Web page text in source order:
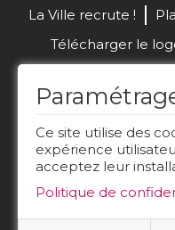
Ce site utilise des
expérience
acceptez leur
Politique de
La Ville recrute !
Télécharger le
Réalisation de site :